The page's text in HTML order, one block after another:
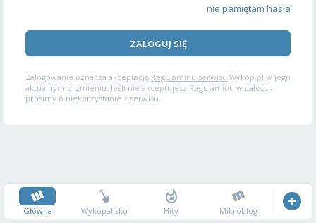
nie pamiętam hasła
ZALOGUJ SIĘ
Zalogowanie oznacza akceptację Regulaminu serwisu Wykop.pl w jego
aktualnym brzmieniu. Jeśli nie akceptujesz Regulaminu w całości,
prosimy o niekorzystanie z serwisu.
Główna Wykopalisko Hity Mikroblog